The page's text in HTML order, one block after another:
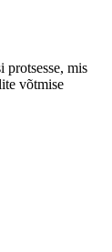
protsesse, mis
võtmise